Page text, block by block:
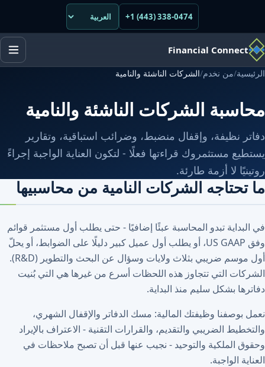
+1 (443) 338-0474
Financial
/ من نخدم/ الشركات الناشئة والنامية
الشركات الناشئة والنامية
نظيفة، وإقفال منضبط، وضرائب استباقية، وتقارير
مستثمروك قراءتها فعلًا - لتكون العناية الواجبة إجراءً
لا أزمة طارئة.
الشركات النامية من محاسبيها
تبدو المحاسبة عبئًا إضافيًا - حتى يطلب أول مستثمر قوائم
وفق US GAAP، أو يطلب أول عميل كبير دليلًا على الضوابط، أو يحلّ
أول موسم ضريبي بثلاث ولايات وسؤال عن البحث والتطوير (R&D).
التي تتجاوز هذه اللحظات أسرع من غيرها هي التي بُنيت
بشكل سليم منذ البداية.
وظيفتك المالية: مسك الدفاتر والإقفال الشهري،
الضريبي والتقديم، والقرارات التقنية - الاعتراف بالإيراد
الملكية والتوحيد - نجيب عنها قبل أن تصبح ملاحظات في
الواجبة.